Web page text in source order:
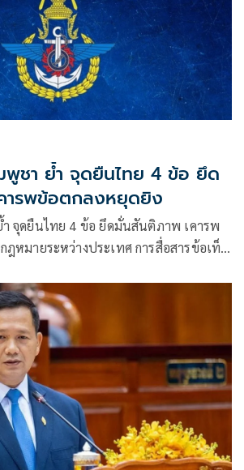
ชา ย้ำ จุดยืนไทย 4 ข้อ ยึด
ารพข้อตกลงหยุดยิง
จุดยืนไทย 4 ข้อ ยึดมั่นสันติภาพ เคารพ
หมายระหว่างประเทศ การสื่อสารข้อเท็จ